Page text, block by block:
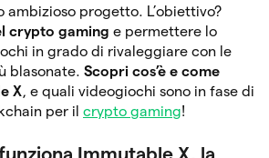
ambizioso progetto. L’obiettivo?
crypto gaming e permettere lo
in grado di rivaleggiare con le
blasonate. Scopri cos’è e come
X, e quali videogiochi sono in fase di
per il crypto gaming!
Immutable X, la